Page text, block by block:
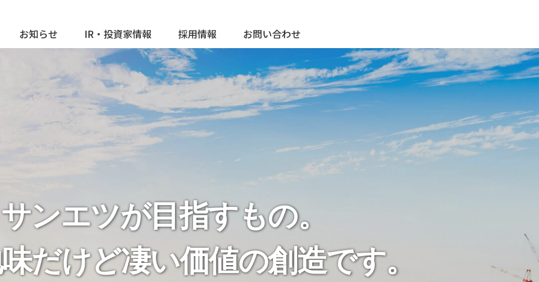
お知らせ IR・投資家情報 採用情報 お問い合わせ
ンエツが目指すもの。
だけど凄い価値の創造です。